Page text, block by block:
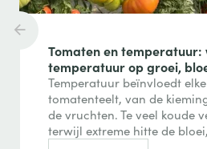
Tomaten en temperatuur:
temperatuur op groei,
vruchtvorming?
Temperatuur beïnvloedt
tomatenteelt, van de
de vruchten. Te veel koude
terwijl extreme hitte de